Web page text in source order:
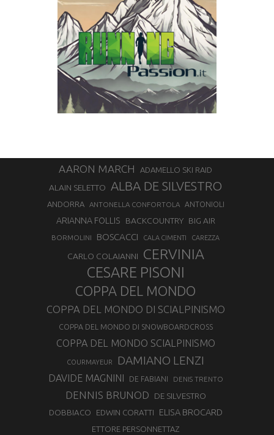
AARON MARCH ADAMELLO SKI RAID
ALAIN SELETTO ALBA DE SILVESTRO
ANDORRA ANTONELLA CONFORTOLA ANTONIOLI
ARIANNA FOLLIS BACKCOUNTRY BIG AIR
BORMOLINI BOSCACCI CALA CIMENTI CAREZZA
CARLO COLAIANNI CERVINIA
CESARE PISONI
COPPA DEL MONDO
COPPA DEL MONDO DI SCIALPINISMO
COPPA DEL MONDO DI SNOWBOARDCROSS
COPPA DEL MONDO SCIALPINISMO
COURMAYEUR DAMIANO LENZI
DAVIDE MAGNINI DE FABIANI DENIS TRENTO
DENNIS BRUNOD DE SILVESTRO
DOBBIACO EDWIN CORATTI ELISA BROCARD
ETTORE PERSONNETTAZ